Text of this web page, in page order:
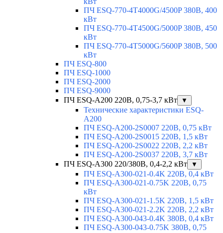
ПЧ ESQ-770-4T4000G/4500P 380В, 400
кВт
ПЧ ESQ-770-4T4500G/5000P 380В, 450
кВт
ПЧ ESQ-770-4T5000G/5600P 380В, 500
кВт
ПЧ ESQ-800
ПЧ ESQ-1000
ПЧ ESQ-2000
ПЧ ESQ-9000
ПЧ ESQ-A200 220В, 0,75-3,7 кВт
▼
Технические характеристики ESQ-
A200
ПЧ ESQ-A200-2S0007 220В, 0,75 кВт
ПЧ ESQ-A200-2S0015 220В, 1,5 кВт
ПЧ ESQ-A200-2S0022 220В, 2,2 кВт
ПЧ ESQ-A200-2S0037 220В, 3,7 кВт
ПЧ ESQ-A300 220/380В, 0,4-2,2 кВт
▼
ПЧ ESQ-A300-021-0.4K 220В, 0,4 кВт
ПЧ ESQ-A300-021-0.75K 220В, 0,75
кВт
ПЧ ESQ-A300-021-1.5K 220В, 1,5 кВт
ПЧ ESQ-A300-021-2.2K 220В, 2,2 кВт
ПЧ ESQ-A300-043-0.4K 380В, 0,4 кВт
ПЧ ESQ-A300-043-0.75K 380В, 0,75